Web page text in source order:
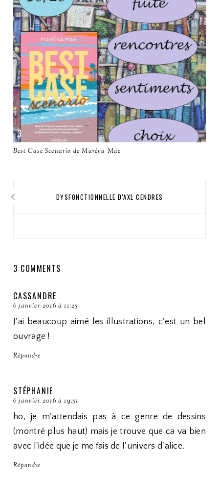
Best Case Scenario de Marêva Mae
DYSFONCTIONNELLE D'AXL CENDRES
3 COMMENTS
CASSANDRE
6 janvier 2016 à 11:25
J'ai beaucoup aimé les illustrations, c'est un bel
ouvrage !
Répondre
STÉPHANIE
6 janvier 2016 à 19:51
ho, je m'attendais pas à ce genre de dessins
(montré plus haut) mais je trouve que ca va bien
avec l'idée que je me fais de l'univers d'alice.
Répondre